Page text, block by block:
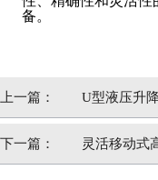
备。
上一篇： U型液压升
升
下一篇： 灵活移动式